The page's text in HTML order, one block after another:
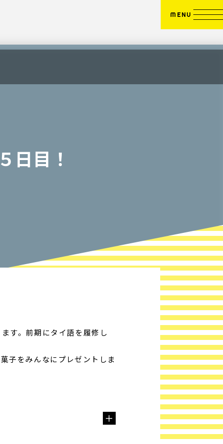
MENU
日目！
す。前期にタイ語を履修し
子をみんなにプレゼントしま